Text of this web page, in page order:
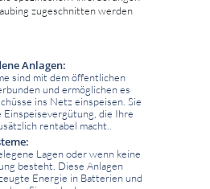
zugeschnitten werden
Anlagen:
sind mit dem öffentlichen
und ermöglichen es
ins Netz einspeisen. Sie
Einspeisevergütung, die Ihre
rentabel macht..
Lagen oder wenn keine
besteht. Diese Anlagen
Energie in Batterien und